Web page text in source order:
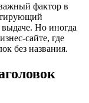
фактор в
Но иногда
сайте, где
без названия.